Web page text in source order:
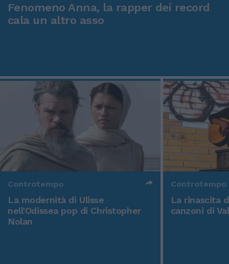
Fenomeno Anna, la rapper dei record
cala un altro asso
Controtempo
La modernità di Ulisse
nell'Odissea pop di Christopher
Nolan
Controtempo
La rinascita
canzoni di